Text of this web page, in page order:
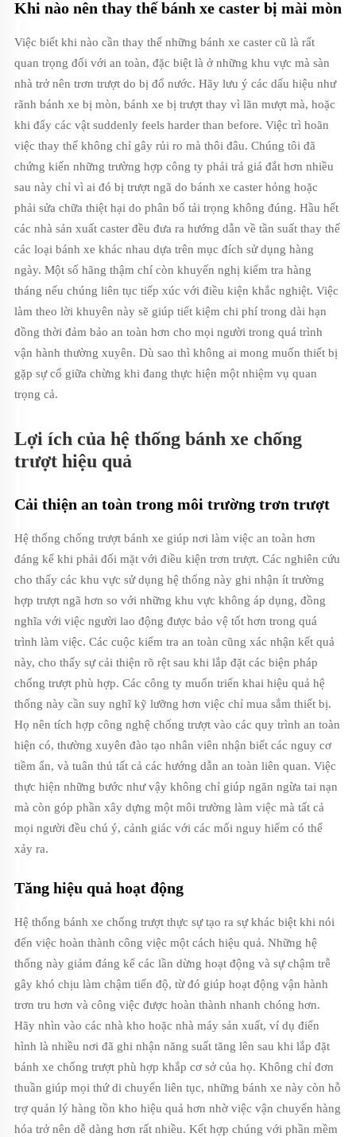
Khi nào nên thay thế bánh xe caster bị mài mòn
Việc biết khi nào cần thay thế những bánh xe caster cũ là rất
quan trọng đối với an toàn, đặc biệt là ở những khu vực mà sàn
nhà trở nên trơn trượt do bị đổ nước. Hãy lưu ý các dấu hiệu như
rãnh bánh xe bị mòn, bánh xe bị trượt thay vì lăn mượt mà, hoặc
khi đẩy các vật suddenly feels harder than before. Việc trì hoãn
việc thay thế không chỉ gây rủi ro mà thôi đâu. Chúng tôi đã
chứng kiến những trường hợp công ty phải trả giá đắt hơn nhiều
sau này chỉ vì ai đó bị trượt ngã do bánh xe caster hỏng hoặc
phải sửa chữa thiệt hại do phân bố tải trọng không đúng. Hầu hết
các nhà sản xuất caster đều đưa ra hướng dẫn về tần suất thay thế
các loại bánh xe khác nhau dựa trên mục đích sử dụng hàng
ngày. Một số hãng thậm chí còn khuyến nghị kiểm tra hàng
tháng nếu chúng liên tục tiếp xúc với điều kiện khắc nghiệt. Việc
làm theo lời khuyên này sẽ giúp tiết kiệm chi phí trong dài hạn
đồng thời đảm bảo an toàn hơn cho mọi người trong quá trình
vận hành thường xuyên. Dù sao thì không ai mong muốn thiết bị
gặp sự cố giữa chừng khi đang thực hiện một nhiệm vụ quan
trọng cả.
Lợi ích của hệ thống bánh xe chống
trượt hiệu quả
Cải thiện an toàn trong môi trường trơn trượt
Hệ thống chống trượt bánh xe giúp nơi làm việc an toàn hơn
đáng kể khi phải đối mặt với điều kiện trơn trượt. Các nghiên cứu
cho thấy các khu vực sử dụng hệ thống này ghi nhận ít trường
hợp trượt ngã hơn so với những khu vực không áp dụng, đồng
nghĩa với việc người lao động được bảo vệ tốt hơn trong quá
trình làm việc. Các cuộc kiểm tra an toàn cũng xác nhận kết quả
này, cho thấy sự cải thiện rõ rệt sau khi lắp đặt các biện pháp
chống trượt phù hợp. Các công ty muốn triển khai hiệu quả hệ
thống này cần suy nghĩ kỹ lưỡng hơn việc chỉ mua sắm thiết bị.
Họ nên tích hợp công nghệ chống trượt vào các quy trình an toàn
hiện có, thường xuyên đào tạo nhân viên nhận biết các nguy cơ
tiềm ẩn, và tuân thủ tất cả các hướng dẫn an toàn liên quan. Việc
thực hiện những bước như vậy không chỉ giúp ngăn ngừa tai nạn
mà còn góp phần xây dựng một môi trường làm việc mà tất cả
mọi người đều chú ý, cảnh giác với các mối nguy hiểm có thể
xảy ra.
Tăng hiệu quả hoạt động
Hệ thống bánh xe chống trượt thực sự tạo ra sự khác biệt khi nói
đến việc hoàn thành công việc một cách hiệu quả. Những hệ
thống này giảm đáng kể các lần dừng hoạt động và sự chậm trễ
gây khó chịu làm chậm tiến độ, từ đó giúp hoạt động vận hành
trơn tru hơn và công việc được hoàn thành nhanh chóng hơn.
Hãy nhìn vào các nhà kho hoặc nhà máy sản xuất, ví dụ điển
hình là nhiều nơi đã ghi nhận năng suất tăng lên sau khi lắp đặt
bánh xe chống trượt phù hợp khắp cơ sở của họ. Không chỉ đơn
thuần giúp mọi thứ di chuyển liên tục, những bánh xe này còn hỗ
trợ quản lý hàng tồn kho hiệu quả hơn nhờ việc vận chuyển hàng
hóa trở nên dễ dàng hơn rất nhiều. Kết hợp chúng với phần mềm